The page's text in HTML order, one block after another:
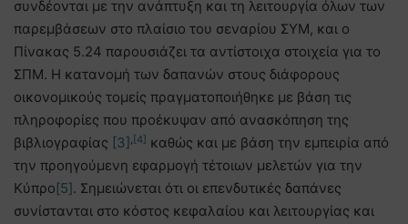
συνδέονται με την ανάπτυξη και τη λειτουργία όλων των
παρεμβάσεων στο πλαίσιο του σεναρίου ΣΥΜ, και ο
Πίνακας 5.24 παρουσιάζει τα αντίστοιχα στοιχεία για το
ΣΠΜ. Η κατανομή των δαπανών στους διάφορους
οικονομικούς τομείς πραγματοποιήθηκε με βάση τις
πληροφορίες που προέκυψαν από ανασκόπηση της
βιβλιογραφίας [3] [4] καθώς και με βάση την εμπειρία από
την προηγούμενη εφαρμογή τέτοιων μελετών για την
Κύπρο[5]. Σημειώνεται ότι οι επενδυτικές δαπάνες
συνίστανται στο κόστος κεφαλαίου και λειτουργίας και